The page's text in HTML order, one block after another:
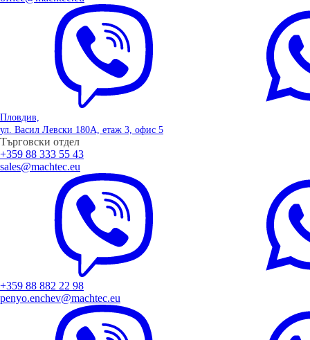
Пловдив,
ул. Васил Левски 180А, етаж 3, офис 5
Търговски отдел
+359 88 333 55 43
sales@machtec.eu
+359 88 882 22 98
penyo.enchev@machtec.eu